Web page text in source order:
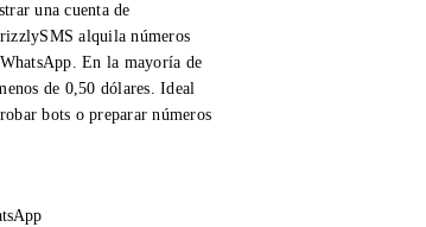
una cuenta de
alquila números
En la mayoría de
de 0,50 dólares. Ideal
bots o preparar números